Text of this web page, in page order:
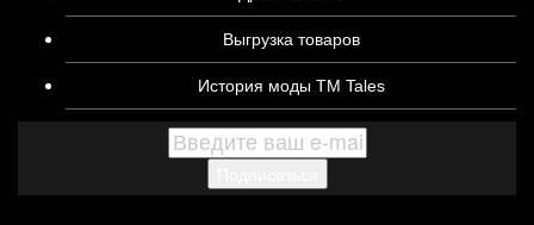
Выгрузка товаров
История моды ТМ Tales